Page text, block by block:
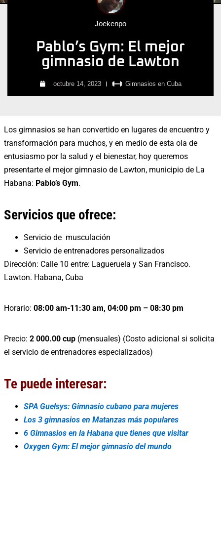
Joekenpo
Pablo’s Gym: El mejor
gimnasio de Lawton
octubre 14, 2023 Gimnasios en Cuba
Los gimnasios se han convertido en lugares de encuentro y
transformación para muchos, y en medio de esta ola de
entusiasmo por la salud y el bienestar, hoy queremos
presentarte el mejor gimnasio de Lawton, municipio de La
Habana: Pablo’s Gym.
Servicios que ofrece:
Servicio de musculación
Servicio de entrenadores personalizados
Dirección: Calle 10 entre: Lagueruela y San Francisco.
Lawton. Habana, Cuba
Horario: 08:00 am-11:30 am, 04:00 pm – 08:30 pm
Precio: 2 000.00 cup (mensuales) (Costo adicional si solicita
el servicio de entrenadores especializados)
Te puede interesar:
SPA Guelsys: Gimnasio cubano para mujeres
Los 3 gimnasios en Matanzas más populares
6 Gimnasios en la Habana que tienes que visitar
Oxygen Gym: El mejor gimnasio del mundo